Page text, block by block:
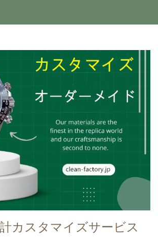
カスタマイズサービス